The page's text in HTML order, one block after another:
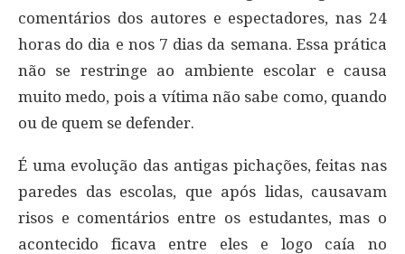
comentários dos autores e espectadores, nas 24
horas do dia e nos 7 dias da semana. Essa prática
não se restringe ao ambiente escolar e causa
muito medo, pois a vítima não sabe como, quando
ou de quem se defender.
É uma evolução das antigas pichações, feitas nas
paredes das escolas, que após lidas, causavam
risos e comentários entre os estudantes, mas o
acontecido ficava entre eles e logo caía no